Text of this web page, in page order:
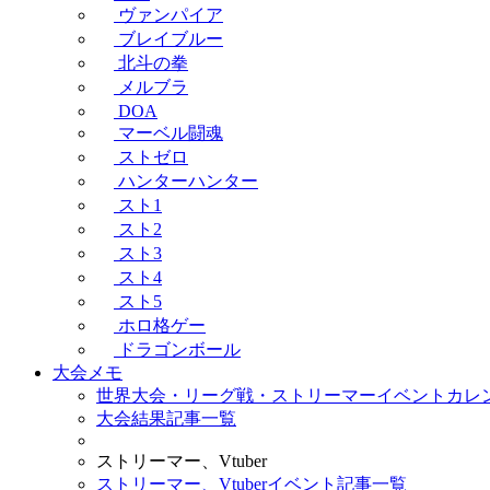
ヴァンパイア
ブレイブルー
北斗の拳
メルブラ
DOA
マーベル闘魂
ストゼロ
ハンターハンター
スト1
スト2
スト3
スト4
スト5
ホロ格ゲー
ドラゴンボール
大会メモ
世界大会・リーグ戦・ストリーマーイベントカレ
大会結果記事一覧
ストリーマー、Vtuber
ストリーマー、Vtuberイベント記事一覧